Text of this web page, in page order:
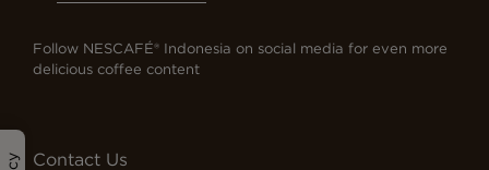
Follow NESCAFÉ® Indonesia on social media for even more
delicious coffee content
Contact Us